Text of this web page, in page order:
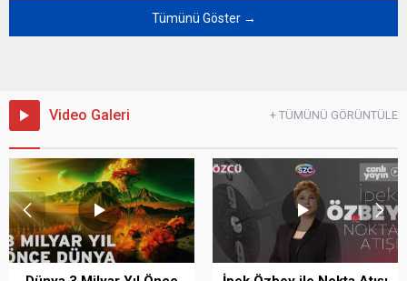
Tümünü Göster →
Video Galeri + TÜMÜNÜ GÖRÜNTÜLE